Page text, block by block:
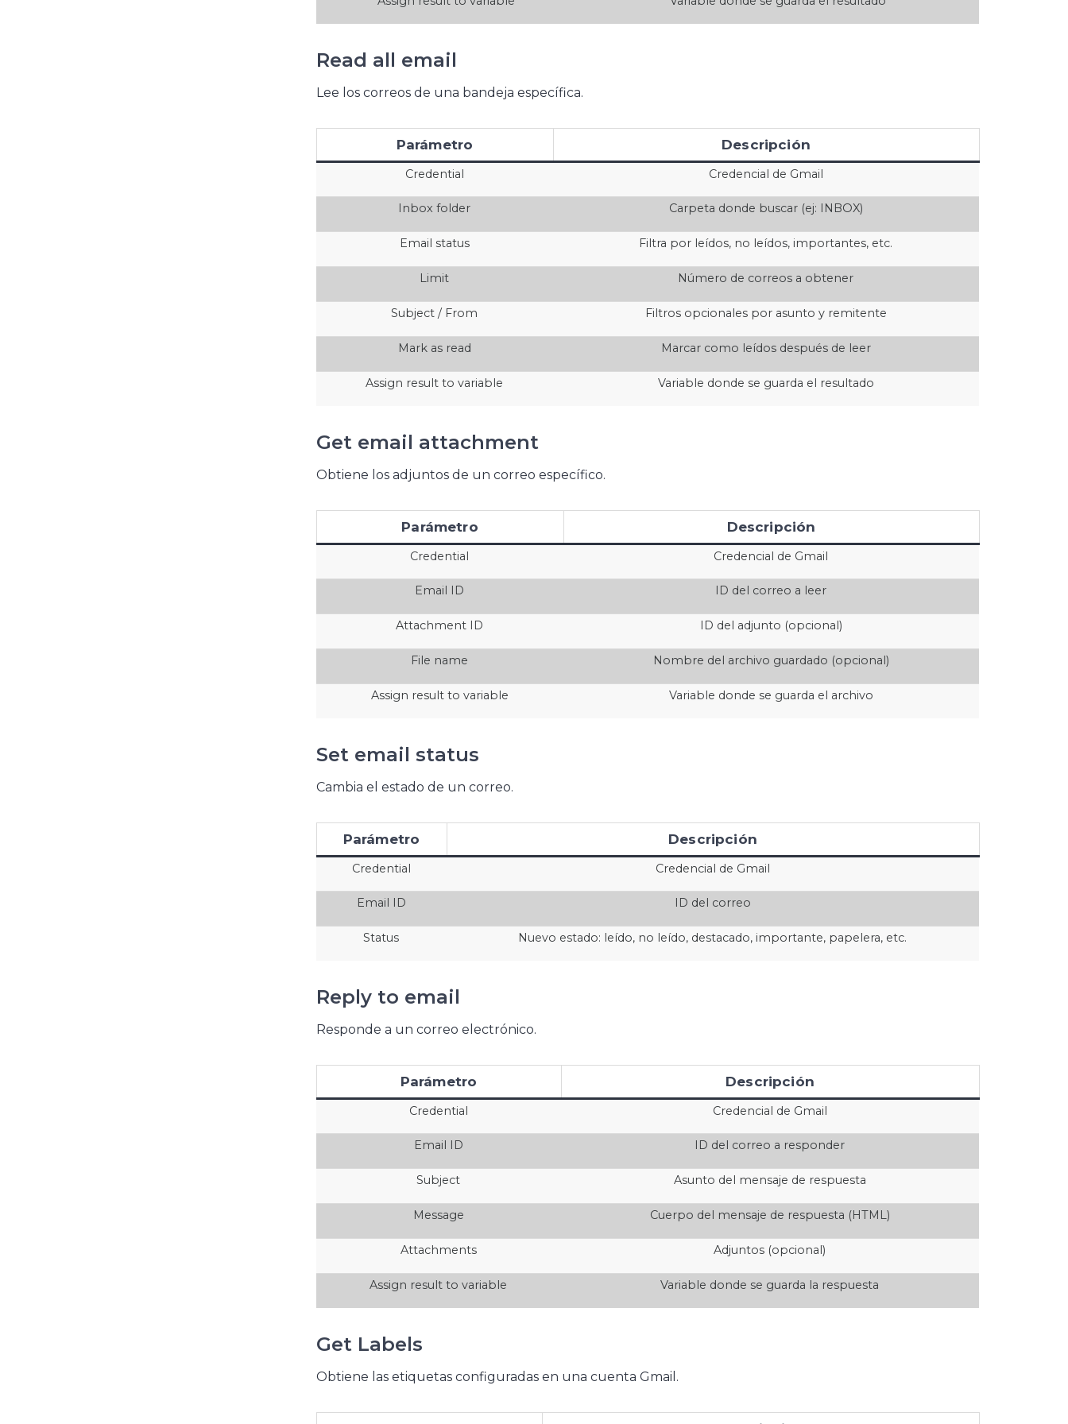
Read all email
Lee los correos de una bandeja específica.
Parámetro Descripción
Credential Credencial de Gmail
Inbox folder Carpeta donde buscar (ej: INBOX)
Email status Filtra por leídos, no leídos, importantes, etc.
Limit Número de correos a obtener
Subject / From Filtros opcionales por asunto y remitente
Mark as read Marcar como leídos después de leer
Assign result to variable Variable donde se guarda el resultado
Get email attachment
Obtiene los adjuntos de un correo específico.
Parámetro Descripción
Credential Credencial de Gmail
Email ID ID del correo a leer
Attachment ID ID del adjunto (opcional)
File name Nombre del archivo guardado (opcional)
Assign result to variable Variable donde se guarda el archivo
Set email status
Cambia el estado de un correo.
Parámetro Descripción
Credential Credencial de Gmail
Email ID ID del correo
Status Nuevo estado: leído, no leído, destacado, importante, papelera, etc.
Reply to email
Responde a un correo electrónico.
Parámetro Descripción
Credential Credencial de Gmail
Email ID ID del correo a responder
Subject Asunto del mensaje de respuesta
Message Cuerpo del mensaje de respuesta (HTML)
Attachments Adjuntos (opcional)
Assign result to variable Variable donde se guarda la respuesta
Get Labels
Obtiene las etiquetas configuradas en una cuenta Gmail.